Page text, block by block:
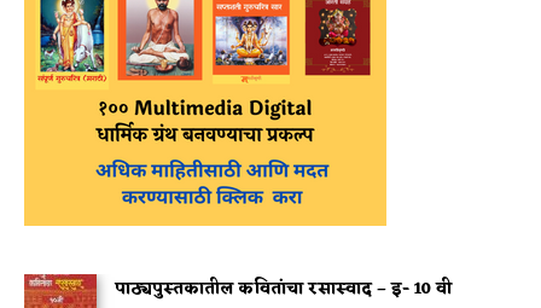
पाठ्यपुस्तकातील कवितांचा रसास्वाद – इ- 10 वी